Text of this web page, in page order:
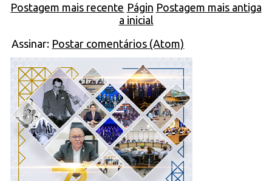
Postagem mais recente Postagem mais antiga
Págin
a inicial
Assinar: Postar comentários (Atom)